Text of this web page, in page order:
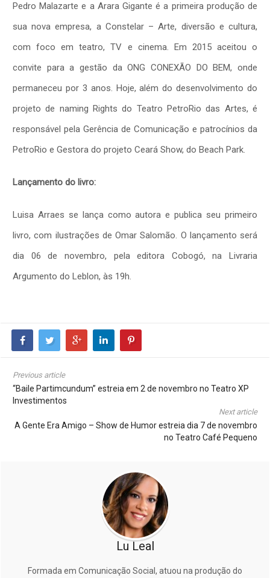
Pedro Malazarte e a Arara Gigante é a primeira produção de
sua nova empresa, a Constelar – Arte, diversão e cultura,
com foco em teatro, TV e cinema. Em 2015 aceitou o
convite para a gestão da ONG CONEXÃO DO BEM, onde
permaneceu por 3 anos. Hoje, além do desenvolvimento do
projeto de naming Rights do Teatro PetroRio das Artes, é
responsável pela Gerência de Comunicação e patrocínios da
PetroRio e Gestora do projeto Ceará Show, do Beach Park.
Lançamento do livro:
Luisa Arraes se lança como autora e publica seu primeiro
livro, com ilustrações de Omar Salomão. O lançamento será
dia 06 de novembro, pela editora Cobogó, na Livraria
Argumento do Leblon, às 19h.
Previous article
“Baile Partimcundum” estreia em 2 de novembro no Teatro XP
Investimentos
Next article
A Gente Era Amigo – Show de Humor estreia dia 7 de novembro
no Teatro Café Pequeno
Lu Leal
Formada em Comunicação Social, atuou na produção do